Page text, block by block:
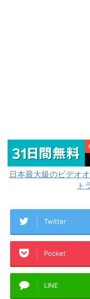
日本最大級のビデオ
ト
Twitter
Pocket
LINE